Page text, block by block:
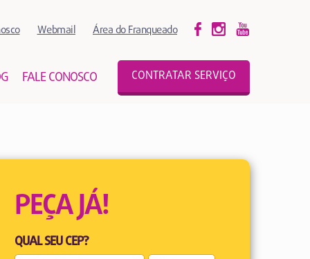
Webmail Área do Franqueado
FALE CONOSCO CONTRATAR SERVIÇO
PEÇA JÁ!
QUAL SEU CEP?